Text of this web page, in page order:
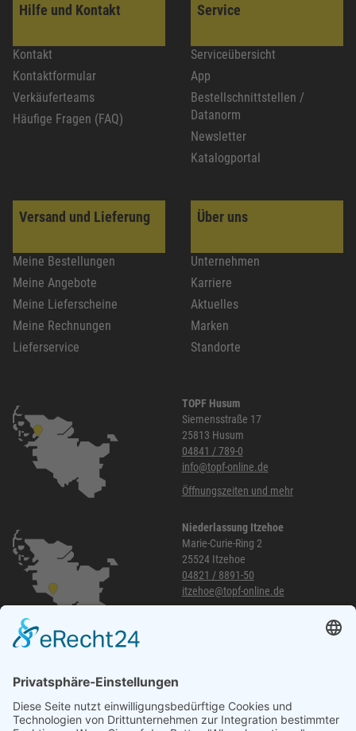
Hilfe und Kontakt
Kontakt
Kontaktformular
Verkäuferteams
Häufige Fragen (FAQ)
Service
Serviceübersicht
App
Bestellschnittstellen /
Datanorm
Newsletter
Katalogportal
Versand und Lieferung
Meine Bestellungen
Meine Angebote
Meine Lieferscheine
Meine Rechnungen
Lieferservice
Über uns
Unternehmen
Karriere
Aktuelles
Marken
Standorte
TOPF Husum
Siemensstraße 17
25813 Husum
04841 / 789-0
info@topf-online.de
Öffnungszeiten und mehr
Niederlassung Itzehoe
Marie-Curie-Ring 2
25524 Itzehoe
04821 / 8891-50
itzehoe@topf-online.de
040 / 21 04 04 04-04
glinde@topf-online.de